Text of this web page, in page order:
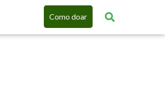
Como doar